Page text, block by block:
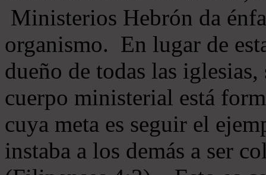
Ministerios Hebrón da
organismo. En lugar de
dueño de todas las
cuerpo ministerial está
cuya meta es seguir el
instaba a los demás a ser